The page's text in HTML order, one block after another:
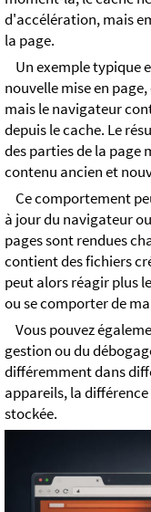
d'accélération, mais
la page.
Un exemple typique
nouvelle mise en
mais le navigateur
depuis le cache. Le
des parties de la page
contenu ancien et
Ce comportement
à jour du navigateur
pages sont rendues
contient des fichiers
peut alors réagir plus
ou se comporter de
Vous pouvez
gestion ou du
différemment dans
appareils, la
stockée.